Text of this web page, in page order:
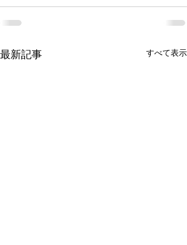
最新記事 すべて表示